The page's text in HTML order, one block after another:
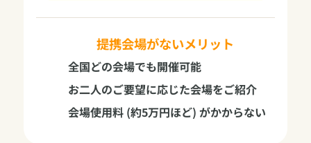
提携会場がないメリット
全国どの会場でも開催可能
お二人のご要望に応じた会場をご紹介
会場使用料 (約5万円ほど) がかからない